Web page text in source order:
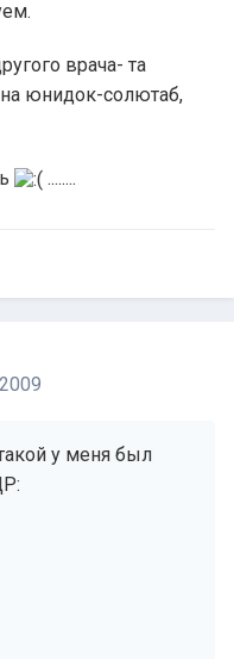
врача- та
юнидок-солютаб,
........
у меня был